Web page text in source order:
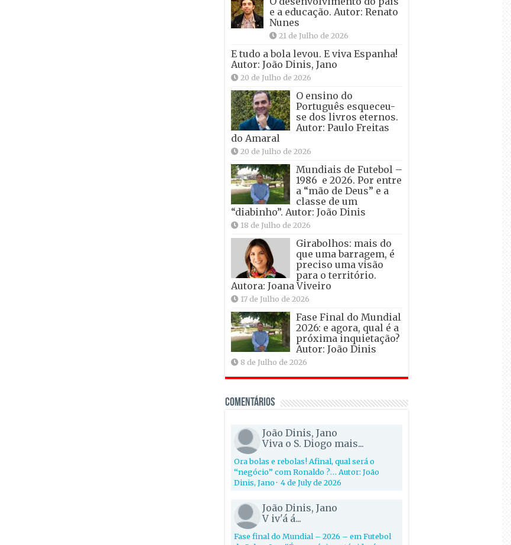
e a educação. Autor: Renato
Nunes
21 de Julho de 2026
E tudo a bola levou. E viva Espanha!
Autor: João Dinis, Jano
20 de Julho de 2026
O ensino do
Português esqueceu-
se dos livros eternos.
Autor: Paulo Freitas
do Amaral
20 de Julho de 2026
Mundiais de Futebol –
1986 e 2026. Por entre
a “mão de Deus” e a
classe de um
“diabinho”. Autor: João Dinis
18 de Julho de 2026
Girabolhos: mais do
que uma barragem, é
preciso uma visão
para o território.
Autora: Joana Viveiro
17 de Julho de 2026
Fase Final do Mundial
2026: e agora, qual é a
próxima inquietação?
Autor: João Dinis
8 de Julho de 2026
Comentários
João Dinis, Jano
Viva o S. Diogo mais...
Ora bolas e rebolas! Afinal, qual será o
“negócio” com Ronaldo ?… Autor: João
Dinis, Jano· 4 de July de 2026
João Dinis, Jano
V iv'á á...
Fase final do Mundial – 2026 – em Futebol